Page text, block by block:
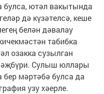
булса, ютәл вакытында
дә күзәтелсә, кеше
белән дәвалау
табибка
озакка сузылган
Сулыш юллары
бер мәртәбә булса да
узу хәерле.